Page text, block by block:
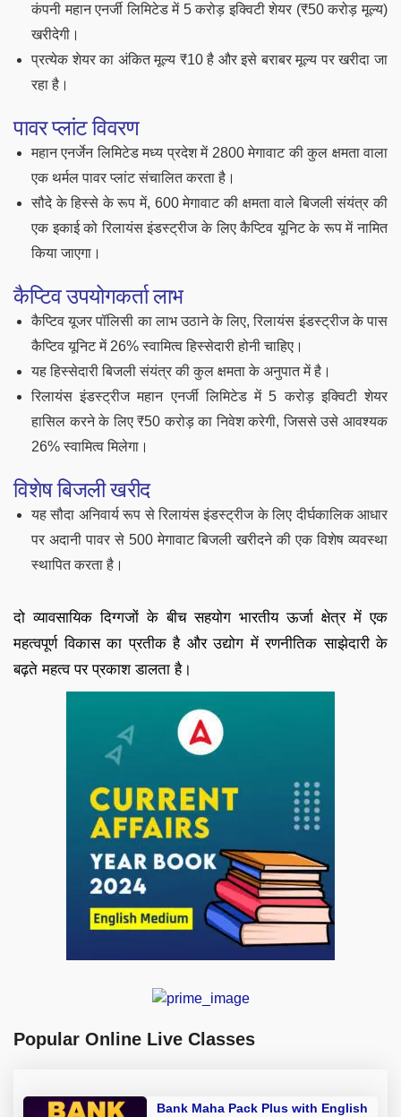
कंपनी महान एनर्जी लिमिटेड में 5 करोड़ इक्विटी शेयर (₹50 करोड़ मूल्य)
खरीदेगी।
प्रत्येक शेयर का अंकित मूल्य ₹10 है और इसे बराबर मूल्य पर खरीदा जा
रहा है।
पावर प्लांट विवरण
महान एनर्जेन लिमिटेड मध्य प्रदेश में 2800 मेगावाट की कुल क्षमता वाला
एक थर्मल पावर प्लांट संचालित करता है।
सौदे के हिस्से के रूप में, 600 मेगावाट की क्षमता वाले बिजली संयंत्र की
एक इकाई को रिलायंस इंडस्ट्रीज के लिए कैप्टिव यूनिट के रूप में नामित
किया जाएगा।
कैप्टिव उपयोगकर्ता लाभ
कैप्टिव यूजर पॉलिसी का लाभ उठाने के लिए, रिलायंस इंडस्ट्रीज के पास
कैप्टिव यूनिट में 26% स्वामित्व हिस्सेदारी होनी चाहिए।
यह हिस्सेदारी बिजली संयंत्र की कुल क्षमता के अनुपात में है।
रिलायंस इंडस्ट्रीज महान एनर्जी लिमिटेड में 5 करोड़ इक्विटी शेयर
हासिल करने के लिए ₹50 करोड़ का निवेश करेगी, जिससे उसे आवश्यक
26% स्वामित्व मिलेगा।
विशेष बिजली खरीद
यह सौदा अनिवार्य रूप से रिलायंस इंडस्ट्रीज के लिए दीर्घकालिक आधार
पर अदानी पावर से 500 मेगावाट बिजली खरीदने की एक विशेष व्यवस्था
स्थापित करता है।
दो व्यावसायिक दिग्गजों के बीच सहयोग भारतीय ऊर्जा क्षेत्र में एक
महत्वपूर्ण विकास का प्रतीक है और उद्योग में रणनीतिक साझेदारी के
बढ़ते महत्व पर प्रकाश डालता है।
Popular Online Live Classes
Bank Maha Pack Plus with English